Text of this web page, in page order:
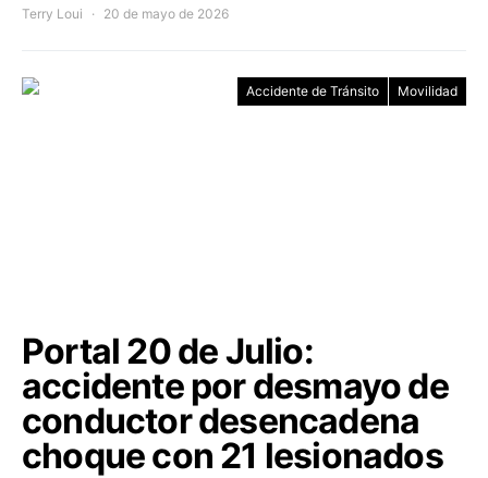
Terry Loui 20 de mayo de 2026
Accidente de Tránsito Movilidad
Portal 20 de Julio:
accidente por desmayo de
conductor desencadena
choque con 21 lesionados